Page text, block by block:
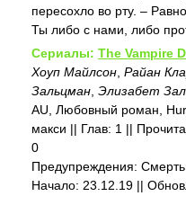
пересохло во рту. –
Ты либо с нами, либо
Сериалы: The Vampire
Хоуп Майлсон Райан
Зальцман Элизабет
AU, Любовный роман,
макси || Глав: 1 ||
0
Предупреждения: Смерть
Начало: 23.12.19 ||